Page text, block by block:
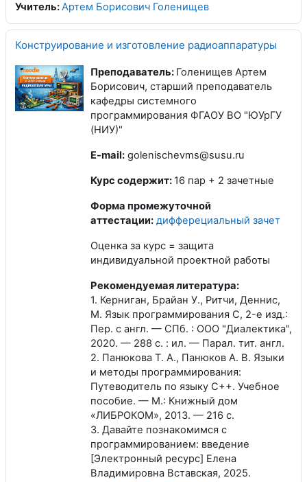
Учитель:Артем Борисович Голенищев
Конструирование и изготовление радиоаппаратуры
Преподаватель: Голенищев Артем
Борисович, старший преподаватель
кафедры системного
программирования ФГАОУ ВО "ЮУрГУ
(НИУ)"
E-mail: golenischevms@susu.ru
Курс содержит: 16 пар + 2 зачетные
Форма промежуточной
аттестации: дифферециальный зачет
Оценка за курс = защита
индивидуальной проектной работы
Рекомендуемая литература:
1. Керниган, Брайан У., Ритчи, Деннис,
М. Язык программирования C, 2-е изд.:
Пер. с англ. — СПб. : ООО "Диалектика",
2020. — 288 с. : ил. — Парал. тит. англ.
2. Панюкова Т. А., Панюков А. В. Языки
и методы программирования:
Путеводитель по языку C++. Учебное
пособие. — М.: Книжный дом
«ЛИБРОКОМ», 2013. — 216 с.
3. Давайте познакомимся с
программированием: введение
[Электронный ресурс] Елена
Владимировна Вставская, 2025.